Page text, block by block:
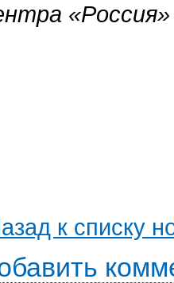
«Россия»
к списку